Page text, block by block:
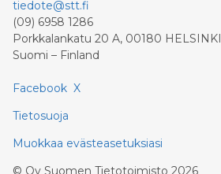
tiedote@stt.fi
(09) 6958 1286
Porkkalankatu 20 A, 00180 HELSINKI
Suomi – Finland
Facebook X
Tietosuoja
Muokkaa evästeasetuksiasi
© Oy Suomen Tietotoimisto 2026